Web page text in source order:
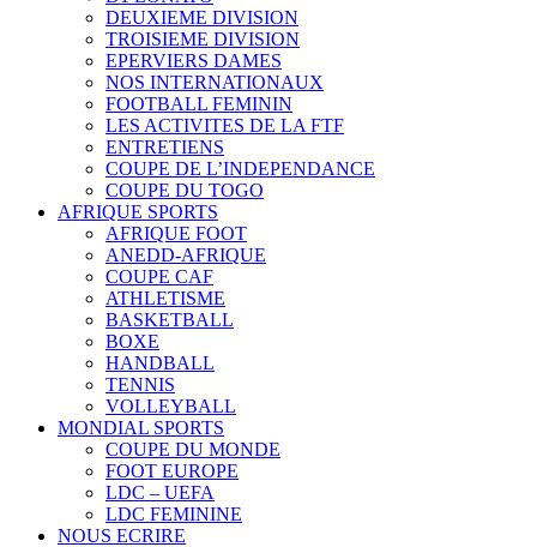
DEUXIEME DIVISION
TROISIEME DIVISION
EPERVIERS DAMES
NOS INTERNATIONAUX
FOOTBALL FEMININ
LES ACTIVITES DE LA FTF
ENTRETIENS
COUPE DE L’INDEPENDANCE
COUPE DU TOGO
AFRIQUE SPORTS
AFRIQUE FOOT
ANEDD-AFRIQUE
COUPE CAF
ATHLETISME
BASKETBALL
BOXE
HANDBALL
TENNIS
VOLLEYBALL
MONDIAL SPORTS
COUPE DU MONDE
FOOT EUROPE
LDC – UEFA
LDC FEMININE
NOUS ECRIRE